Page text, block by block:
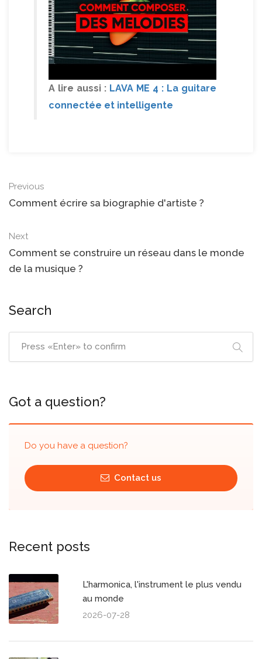
A lire aussi : LAVA ME 4 : La guitare
connectée et intelligente
Previous
Comment écrire sa biographie d'artiste ?
Next
Comment se construire un réseau dans le monde
de la musique ?
Search
Got a question?
Do you have a question?
Contact us
Recent posts
L'harmonica, l'instrument le plus vendu
au monde
2026-07-28